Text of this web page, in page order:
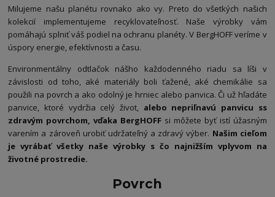
Milujeme našu planétu rovnako ako vy. Preto do všetkých našich
kolekcií implementujeme recyklovateľnosť. Naše výrobky vám
pomáhajú splniť váš podiel na ochranu planéty. V BergHOFF veríme v
úspory energie, efektívnosti a času.
Environmentálny odtlačok nášho každodenného riadu sa líši v
závislosti od toho, aké materiály boli ťažené, aké chemikálie sa
použili na povrch a ako odolný je hrniec alebo panvica. Či už hľadáte
panvice, ktoré vydržia celý život, alebo nepriľnavú panvicu ss
zdravým povrchom, vďaka BergHOFF si môžete byť istí úžasným
varením a zároveň urobiť udržateľný a zdravý výber. Našim cieľom
je vyrábať všetky naše výrobky s čo najnižším vplyvom na
životné prostredie.
Povrch